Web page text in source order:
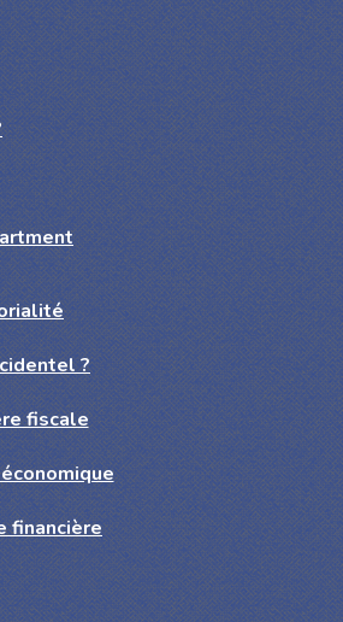
?
fiscale
financière